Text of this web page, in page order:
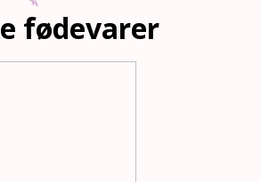
fødevarer